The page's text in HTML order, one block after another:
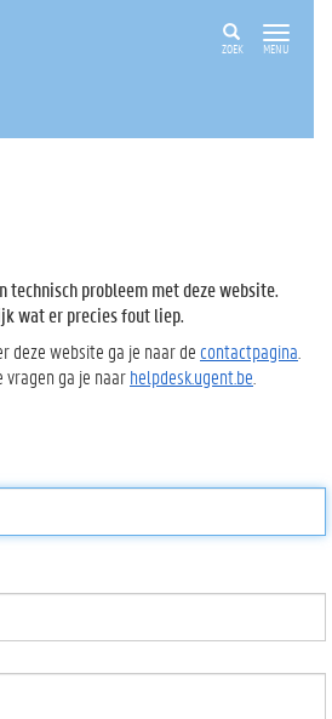
ZOEK MENU
probleem met deze website.
wat er precies fout liep.
deze website ga je naar de contactpagina
ga je naarhelpdesk.ugent.be